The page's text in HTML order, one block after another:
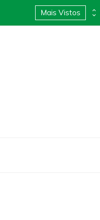
Mais Vistos Apimentei lança Box Surpresa Apimentada e transforma presentes em experiências provocantes